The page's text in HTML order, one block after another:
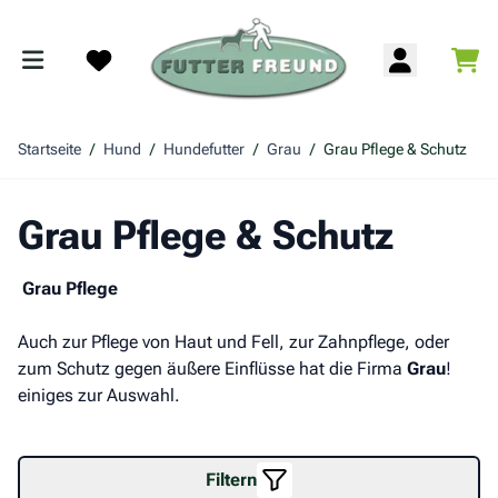
Startseite / Hund / Hundefutter / Grau / Grau Pflege & Schutz
Grau Pflege & Schutz
Grau Pflege
Auch zur Pflege von Haut und Fell, zur Zahnpflege, oder
zum Schutz gegen äußere Einflüsse hat die Firma Grau!
einiges zur Auswahl.
Filtern